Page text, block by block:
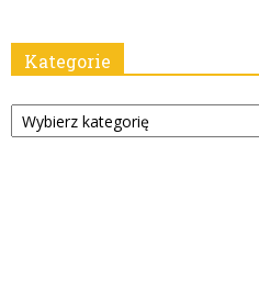
Kategorie
Kategorie